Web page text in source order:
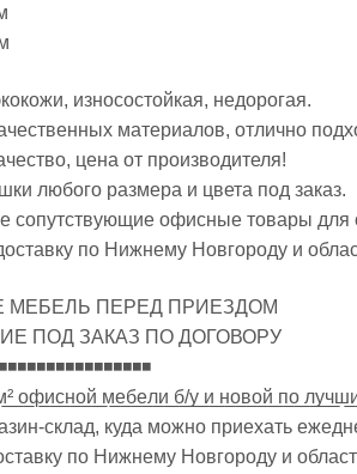
износостойкая, недорогая.
материалов, отлично
цена от производителя!
любого размера и цвета под заказ.
сопутствующие офисные товары для
по Нижнему Новгороду и
МЕБЕЛЬ ПЕРЕД ПРИЕЗДОМ
ПОД ЗАКАЗ ПО ДОГОВОРУ
̲о̲ф̲и̲с̲н̲о̲й̲ ̲м̲е̲б̲е̲л̲и̲ ̲б̲/̲у̲ ̲и̲ ̲н̲о̲в̲о̲й̲ ̲п̲о̲
склад, куда можно приехать
по Нижнему Новгороду и